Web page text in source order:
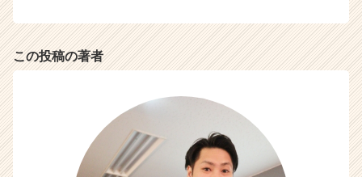
チ
ア
（C
h
e
この投稿の著者